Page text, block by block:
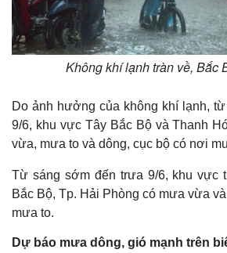
Không khí lạnh tràn về, Bắc
Do ảnh hưởng của không khí lạnh,
9/6, khu vực Tây Bắc Bộ và Thanh
vừa, mưa to và dông, cục bộ có nơi
Từ sáng sớm đến trưa 9/6, khu vực
Bắc Bộ, Tp. Hải Phòng có mưa vừa
mưa to.
Dự báo mưa dông, gió mạnh trên